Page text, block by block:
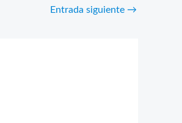
Entrada siguiente →